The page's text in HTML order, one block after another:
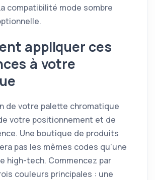
compatibilité mode sombre
appliquer ces
à votre
de votre palette chromatique
votre positionnement et de
Une boutique de produits
pas les mêmes codes qu'une
high-tech. Commencez par
couleurs principales : une